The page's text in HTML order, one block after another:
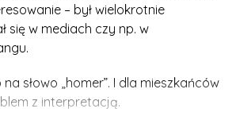
Imię Inspektor, mimo
ma swoje korzenie w Nigerii. A
celebrytów nadała swojemu
– był wielokrotnie
się w mediach czy np. w
słowo „homer”. I dla mieszkańców
z interpretacją.